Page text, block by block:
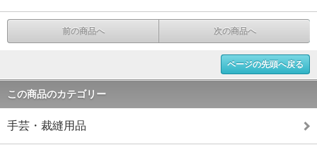
前の商品へ 次の商品へ
ページの先頭へ戻る
この商品のカテゴリー
手芸・裁縫用品